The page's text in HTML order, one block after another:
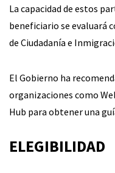
La capacidad de estos
beneficiario se evaluará
de Ciudadanía e
El Gobierno ha
organizaciones como
Hub para obtener una
ELEGIBILIDAD